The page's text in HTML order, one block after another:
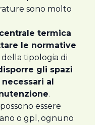
sono molto
termica
le normative
della tipologia di
gli spazi
al
.
essere
o gpl, ognuno